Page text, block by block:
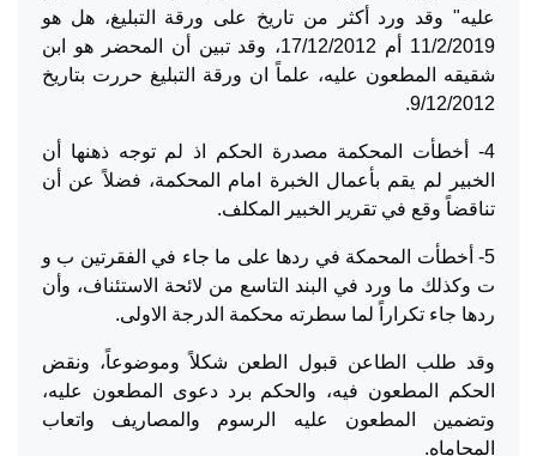
عليه" وقد ورد أكثر من تاريخ على ورقة التبليغ، هل هو
11/2/2019 أم 17/12/2012، وقد تبين أن المحضر هو ابن
شقيقه المطعون عليه، علماً ان ورقة التبليغ حررت بتاريخ
9/12/2012.
4- أخطأت المحكمة مصدرة الحكم اذ لم توجه ذهنها أن
الخبير لم يقم بأعمال الخبرة امام المحكمة، فضلاً عن أن
تناقضاً وقع في تقرير الخبير المكلف.
5- أخطأت المحمكة في ردها على ما جاء في الفقرتين ب و
ت وكذلك ما ورد في البند التاسع من لائحة الاستئناف، وأن
ردها جاء تكراراً لما سطرته محكمة الدرجة الاولى.
وقد طلب الطاعن قبول الطعن شكلاً وموضوعاً، ونقض
الحكم المطعون فيه، والحكم برد دعوى المطعون عليه،
وتضمين المطعون عليه الرسوم والمصاريف واتعاب
المحاماه.